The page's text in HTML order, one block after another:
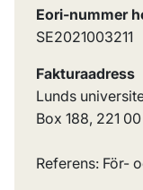
Eori-nummer
SE2021003211
Fakturaadress
Lunds
Box 188, 221
Referens: För-